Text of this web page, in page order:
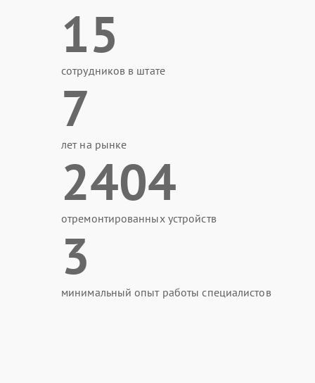
15
сотрудников в штате
7
лет на рынке
2404
отремонтированных устройств
3
минимальный опыт работы специалистов